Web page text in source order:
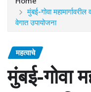
मुंबई-गोवा
वेगात उपायोजना
महत्वाचे
मुंबई-गोवा